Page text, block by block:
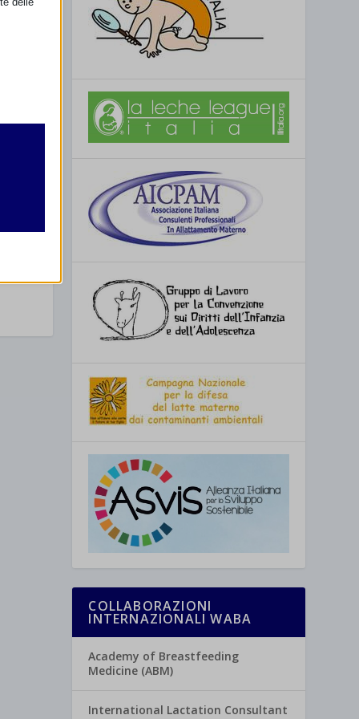
COLLABORAZIONI
INTERNAZIONALI WABA
Academy of Breastfeeding
Medicine (ABM)
International Lactation Consultant